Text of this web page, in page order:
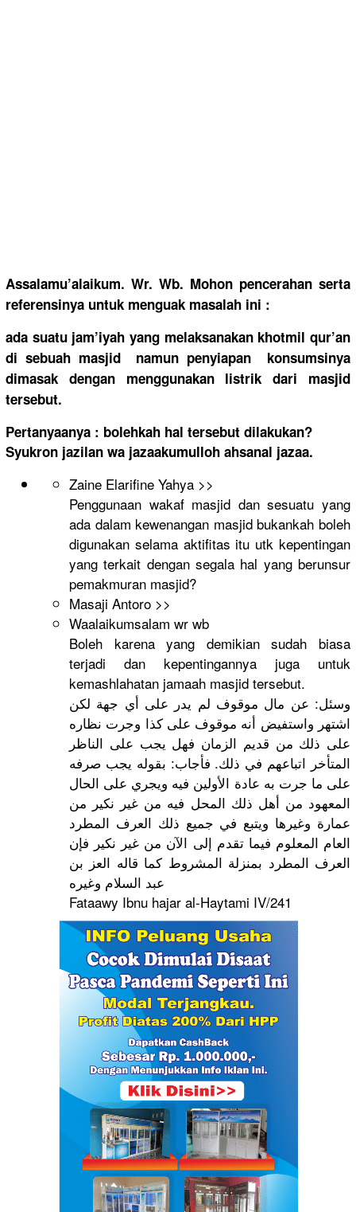
Assalamu’alaikum. Wr. Wb. Mohon pencerahan serta
referensinya untuk menguak masalah ini :
ada suatu jam’iyah yang melaksanakan khotmil qur’an
di sebuah masjid namun penyiapan
konsumsinya
dimasak dengan menggunakan listrik dari masjid
tersebut.
Pertanyaanya : bolehkah hal tersebut dilakukan?
Syukron jazilan wa jazaakumulloh ahsanal jazaa.
Zaine Elarifine Yahya >>
Penggunaan wakaf masjid dan sesuatu yang
ada dalam kewenangan masjid bukankah boleh
digunakan selama aktifitas itu utk kepentingan
yang terkait dengan segala hal yang berunsur
pemakmuran masjid?
Masaji Antoro >>
Waalaikumsalam wr wb
Boleh karena yang demikian sudah biasa
terjadi dan kepentingannya juga untuk
kemashlahatan jamaah masjid tersebut.
وسئل: عن مال موقوف لم يدر على أي جهة لكن
اشتهر واستفيض أنه موقوف على كذا وجرت نظاره
على ذلك من قديم الزمان فهل يجب على الناظر
المتأخر اتباعهم في ذلك. فأجاب: بقوله يجب صرفه
على ما جرت به عادة الأولين فيه ويجري على الحال
المعهود من أهل ذلك المحل فيه من غير نكير من
عمارة وغيرها ويتبع في جميع ذلك العرف المطرد
العام المعلوم فيما تقدم إلى الآن من غير نكير فإن
العرف المطرد بمنزلة المشروط كما قاله العز بن
عبد السلام وغيره
Fataawy Ibnu hajar al-Haytami IV/241